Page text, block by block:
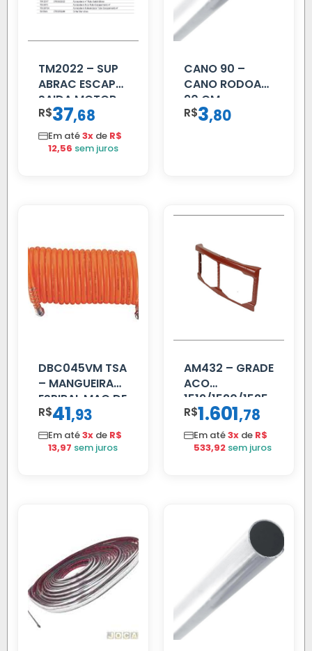
TM2022 – SUP
ABRAC ESCAP
SAIDA MOTOR
VW TITAN
R$37,68
Em até3x de R$
12,56 sem juros
CANO 90 –
CANO RODOAR
90 CM
R$3,80
DBC045VM TSA
– MANGUEIRA
ESPIRAL MAO DE
AMIGO UNIV 16
MM 4.5MTS
VERMELHA
R$41,93
Em até3x de R$
13,97 sem juros
AM432 – GRADE
ACO
1519/1520/1525
R$1.601,78
Em até3x de R$
533,92 sem juros